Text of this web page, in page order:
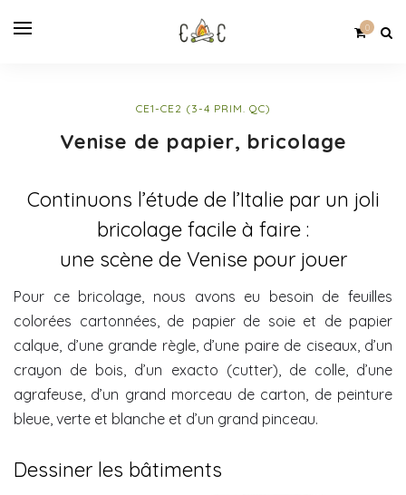
0
CE1-CE2 (3-4 PRIM. QC)
Venise de papier, bricolage
Continuons l’étude de l’Italie par un joli
bricolage facile à faire :
une scène de Venise pour jouer
Pour ce bricolage, nous avons eu besoin de feuilles
colorées cartonnées, de papier de soie et de papier
calque, d’une grande règle, d’une paire de ciseaux, d’un
crayon de bois, d’un exacto (cutter), de colle, d’une
agrafeuse, d’un grand morceau de carton, de peinture
bleue, verte et blanche et d’un grand pinceau.
Dessiner les bâtiments